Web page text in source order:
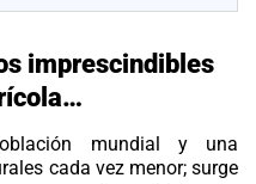
imprescindibles
mundial y una
cada vez menor; surge